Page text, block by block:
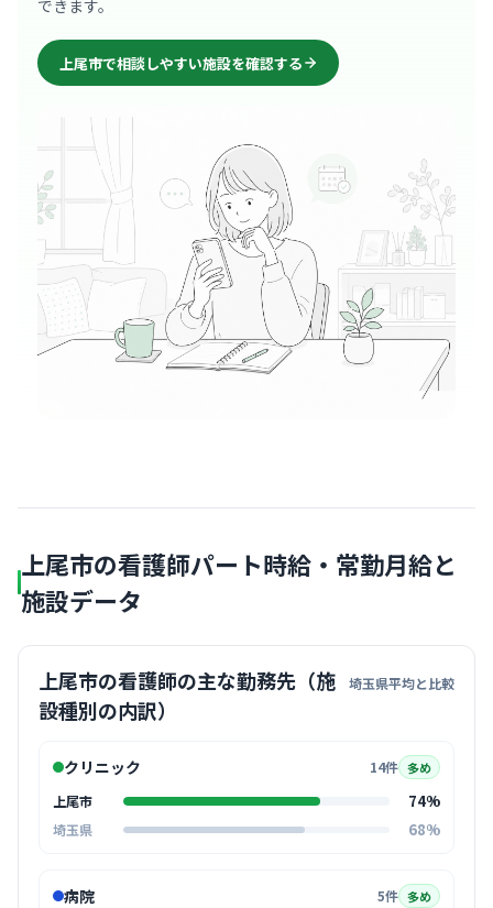
できます。
上尾市で相談しやすい施設を確認する
上尾市の看護師パート時給・常勤月給と
施設データ
上尾市の看護師の主な勤務先（施
設種別の内訳）
埼玉県平均と比較
クリニック 14件 多め
上尾市 74%
埼玉県 68%
病院 5件 多め